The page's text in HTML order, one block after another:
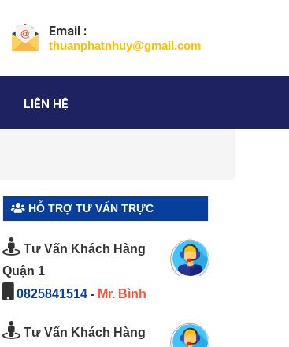
Email :
thuanphatnhuy@gmail.com
LIÊN HỆ
HỖ TRỢ TƯ VẤN TRỰC
Tư Vấn Khách Hàng
Quận 1
0825841514- Mr. Bình
Tư Vấn Khách Hàng